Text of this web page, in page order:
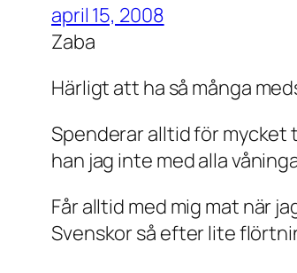
april 15, 2008
Zaba
Härligt att ha så många
Spenderar alltid för mycket
han jag inte med alla
Får alltid med mig mat när
Svenskor så efter lite